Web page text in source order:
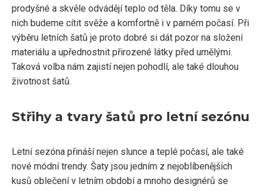
prodyšné a skvěle odvádějí teplo od těla. Díky tomu se v
nich budeme cítit svěže a komfortně i v parném počasí. Při
výběru letních šatů je proto dobré si dát pozor na složení
materiálu a upřednostnit přirozené látky před umělými.
Taková volba nám zajistí nejen pohodlí, ale také dlouhou
životnost šatů.
Střihy a tvary šatů pro letní sezónu
Letní sezóna přináší nejen slunce a teplé počasí, ale také
nové módní trendy. Šaty jsou jedním z nejoblíbenějších
kusů oblečení v letním období a mnoho designérů se